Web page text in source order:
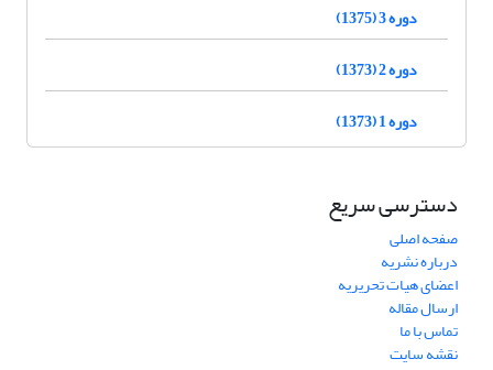
دوره 3 (1375)
دوره 2 (1373)
دوره 1 (1373)
دسترسی سریع
صفحه اصلی
درباره نشریه
اعضای هیات تحریریه
ارسال مقاله
تماس با ما
نقشه سایت